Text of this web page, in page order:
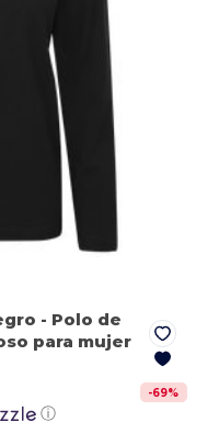
- Polo de
para mujer
-69%
ⓘ